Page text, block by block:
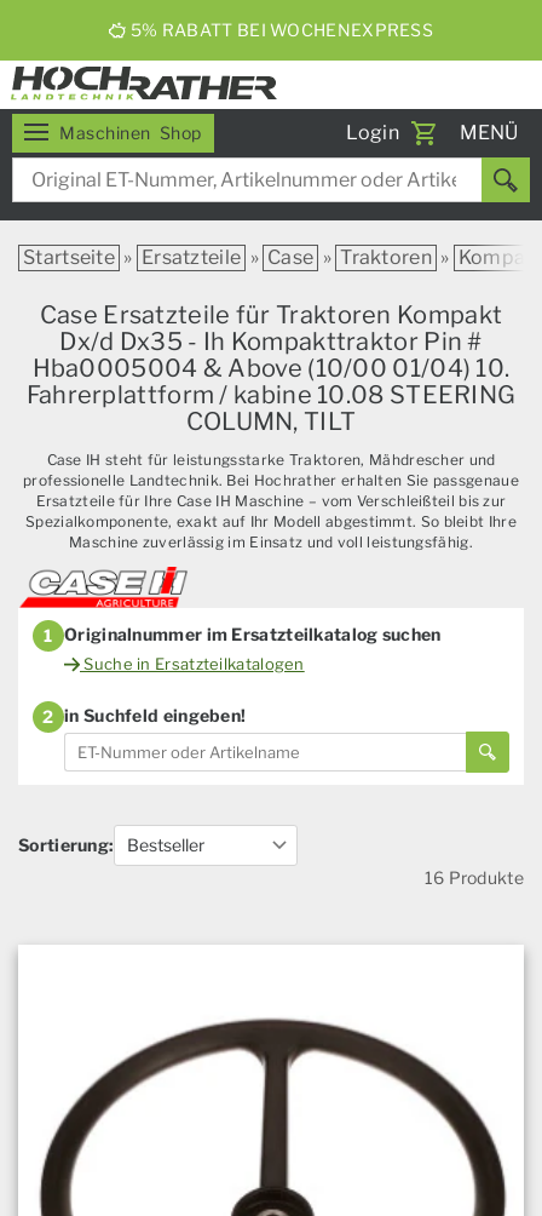
5% RABATT BEI WOCHENEXPRESS
Maschinen Shop Login
Toggle
MENÜ
Startseite » Ersatzteile » Case » Traktoren »
Case Ersatzteile für Traktoren Kompakt
Dx/d Dx35 - Ih Kompakttraktor Pin #
Hba0005004 & Above (10/00 01/04) 10.
Fahrerplattform / kabine 10.08 STEERING
COLUMN, TILT
Case IH steht für leistungsstarke Traktoren, Mähdrescher und
professionelle Landtechnik. Bei Hochrather erhalten Sie passgenaue
Ersatzteile für Ihre Case IH Maschine – vom Verschleißteil bis zur
Spezialkomponente, exakt auf Ihr Modell abgestimmt. So bleibt Ihre
Maschine zuverlässig im Einsatz und voll leistungsfähig.
1 Originalnummer im Ersatzteilkatalog suchen
Suche in Ersatzteilkatalogen
2 in Suchfeld eingeben!
Sortierung:
16 Produkte